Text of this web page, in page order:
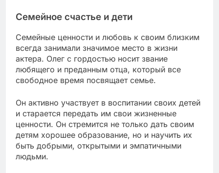
Семейное счастье и дети
Семейные ценности и любовь к своим близким
всегда занимали значимое место в жизни
актера. Олег с гордостью носит звание
любящего и преданным отца, который все
свободное время посвящает семье.
Он активно участвует в воспитании своих детей
и старается передать им свои жизненные
ценности. Он стремится не только дать своим
детям хорошее образование, но и научить их
быть добрыми, открытыми и эмпатичными
людьми.